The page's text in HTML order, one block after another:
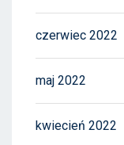
czerwiec 2022
maj 2022
kwiecień 2022